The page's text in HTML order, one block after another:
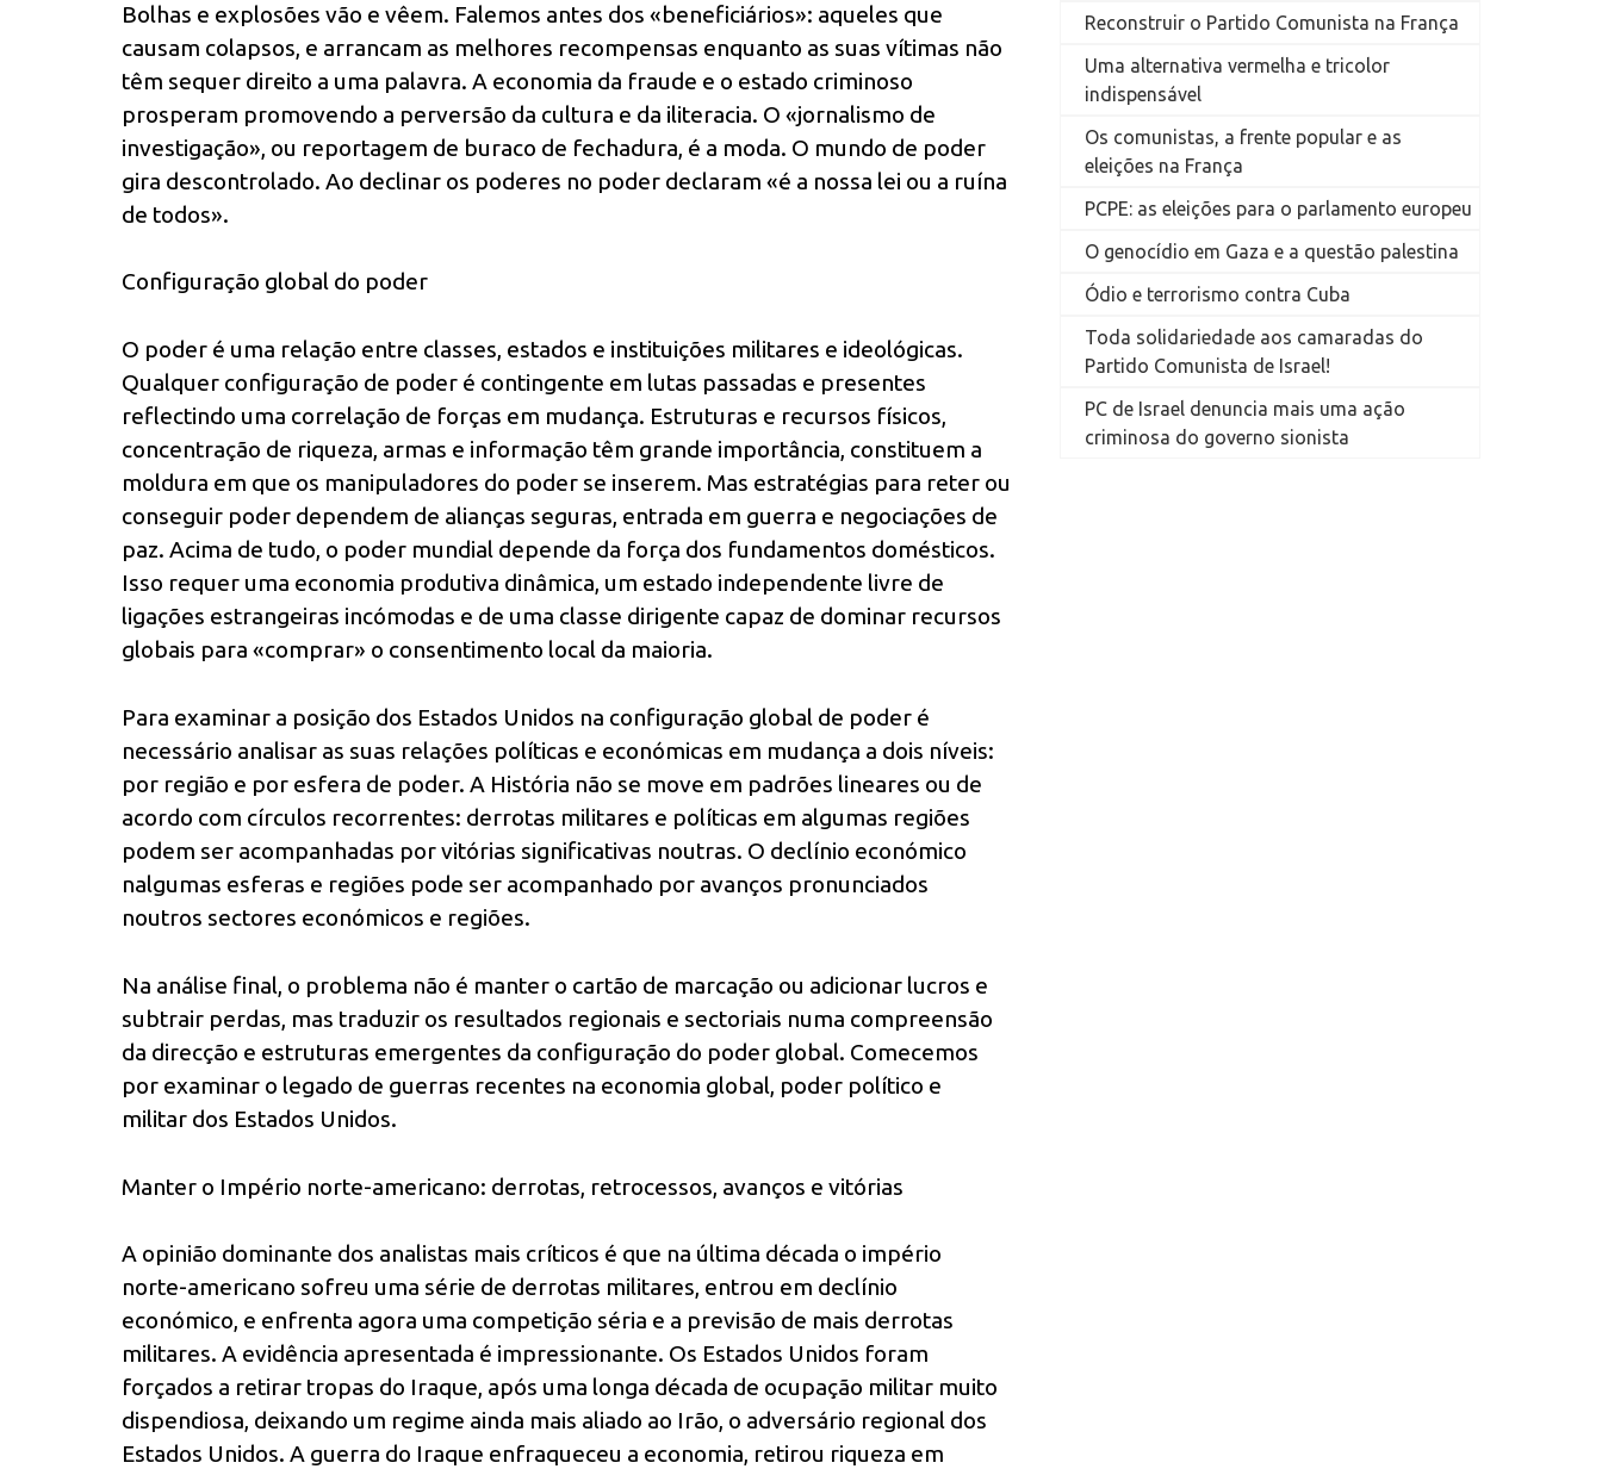
Bolhas e explosões vão e vêem. Falemos antes dos «beneficiários»: aqueles que
causam colapsos, e arrancam as melhores recompensas enquanto as suas vítimas não
têm sequer direito a uma palavra. A economia da fraude e o estado criminoso
prosperam promovendo a perversão da cultura e da iliteracia. O «jornalismo de
investigação», ou reportagem de buraco de fechadura, é a moda. O mundo de poder
gira descontrolado. Ao declinar os poderes no poder declaram «é a nossa lei ou a ruína
de todos».
Configuração global do poder
O poder é uma relação entre classes, estados e instituições militares e ideológicas.
Qualquer configuração de poder é contingente em lutas passadas e presentes
reflectindo uma correlação de forças em mudança. Estruturas e recursos físicos,
concentração de riqueza, armas e informação têm grande importância, constituem a
moldura em que os manipuladores do poder se inserem. Mas estratégias para reter ou
conseguir poder dependem de alianças seguras, entrada em guerra e negociações de
paz. Acima de tudo, o poder mundial depende da força dos fundamentos domésticos.
Isso requer uma economia produtiva dinâmica, um estado independente livre de
ligações estrangeiras incómodas e de uma classe dirigente capaz de dominar recursos
globais para «comprar» o consentimento local da maioria.
Para examinar a posição dos Estados Unidos na configuração global de poder é
necessário analisar as suas relações políticas e económicas em mudança a dois níveis:
por região e por esfera de poder. A História não se move em padrões lineares ou de
acordo com círculos recorrentes: derrotas militares e políticas em algumas regiões
podem ser acompanhadas por vitórias significativas noutras. O declínio económico
nalgumas esferas e regiões pode ser acompanhado por avanços pronunciados
noutros sectores económicos e regiões.
Na análise final, o problema não é manter o cartão de marcação ou adicionar lucros e
subtrair perdas, mas traduzir os resultados regionais e sectoriais numa compreensão
da direcção e estruturas emergentes da configuração do poder global. Comecemos
por examinar o legado de guerras recentes na economia global, poder político e
militar dos Estados Unidos.
Manter o Império norte-americano: derrotas, retrocessos, avanços e vitórias
A opinião dominante dos analistas mais críticos é que na última década o império
norte-americano sofreu uma série de derrotas militares, entrou em declínio
económico, e enfrenta agora uma competição séria e a previsão de mais derrotas
militares. A evidência apresentada é impressionante. Os Estados Unidos foram
forçados a retirar tropas do Iraque, após uma longa década de ocupação militar muito
dispendiosa, deixando um regime ainda mais aliado ao Irão, o adversário regional dos
Estados Unidos. A guerra do Iraque enfraqueceu a economia, retirou riqueza em
Reconstruir o Partido Comunista na França
Uma alternativa vermelha e tricolor
indispensável
Os comunistas, a frente popular e as
eleições na França
PCPE: as eleições para o parlamento europeu
O genocídio em Gaza e a questão palestina
Ódio e terrorismo contra Cuba
Toda solidariedade aos camaradas do
Partido Comunista de Israel!
PC de Israel denuncia mais uma ação
criminosa do governo sionista